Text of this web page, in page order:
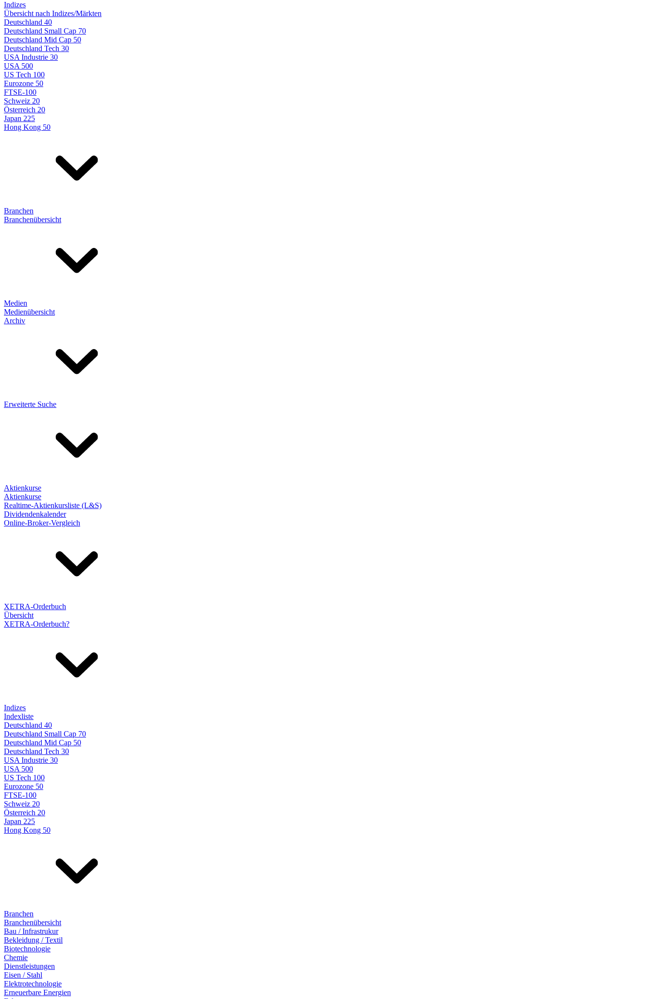
Indizes
Übersicht nach Indizes/Märkten
Deutschland 40
Deutschland Small Cap 70
Deutschland Mid Cap 50
Deutschland Tech 30
USA Industrie 30
USA 500
US Tech 100
Eurozone 50
FTSE-100
Schweiz 20
Österreich 20
Japan 225
Hong Kong 50
Branchen
Branchenübersicht
Medien
Medienübersicht
Archiv
Erweiterte Suche
Aktienkurse
Aktienkurse
Realtime-Aktienkursliste (L&S)
Dividendenkalender
Online-Broker-Vergleich
XETRA-Orderbuch
Übersicht
XETRA-Orderbuch?
Indizes
Indexliste
Deutschland 40
Deutschland Small Cap 70
Deutschland Mid Cap 50
Deutschland Tech 30
USA Industrie 30
USA 500
US Tech 100
Eurozone 50
FTSE-100
Schweiz 20
Österreich 20
Japan 225
Hong Kong 50
Branchen
Branchenübersicht
Bau / Infrastrukur
Bekleidung / Textil
Biotechnologie
Chemie
Dienstleistungen
Eisen / Stahl
Elektrotechnologie
Erneuerbare Energien